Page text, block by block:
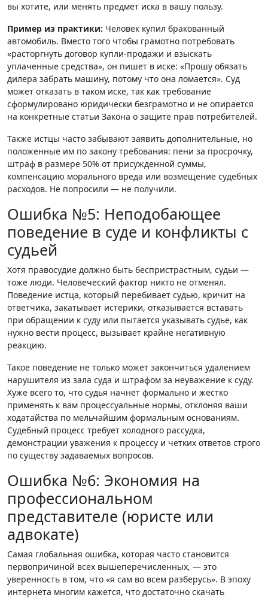
вы хотите, или менять предмет иска в вашу пользу.
Пример из практики: Человек купил бракованный
автомобиль. Вместо того чтобы грамотно потребовать
«расторгнуть договор купли-продажи и взыскать
уплаченные средства», он пишет в иске: «Прошу обязать
дилера забрать машину, потому что она ломается». Суд
может отказать в таком иске, так как требование
сформулировано юридически безграмотно и не опирается
на конкретные статьи Закона о защите прав потребителей.
Также истцы часто забывают заявить дополнительные, но
положенные им по закону требования: пени за просрочку,
штраф в размере 50% от присужденной суммы,
компенсацию морального вреда или возмещение судебных
расходов. Не попросили — не получили.
Ошибка №5: Неподобающее
поведение в суде и конфликты с
судьей
Хотя правосудие должно быть беспристрастным, судьи —
тоже люди. Человеческий фактор никто не отменял.
Поведение истца, который перебивает судью, кричит на
ответчика, закатывает истерики, отказывается вставать
при обращении к суду или пытается указывать судье, как
нужно вести процесс, вызывает крайне негативную
реакцию.
Такое поведение не только может закончиться удалением
нарушителя из зала суда и штрафом за неуважение к суду.
Хуже всего то, что судья начнет формально и жестко
применять к вам процессуальные нормы, отклоняя ваши
ходатайства по мельчайшим формальным основаниям.
Судебный процесс требует холодного рассудка,
демонстрации уважения к процессу и четких ответов строго
по существу задаваемых вопросов.
Ошибка №6: Экономия на
профессиональном
представителе (юристе или
адвокате)
Самая глобальная ошибка, которая часто становится
первопричиной всех вышеперечисленных, — это
уверенность в том, что «я сам во всем разберусь». В эпоху
интернета многим кажется, что достаточно скачать